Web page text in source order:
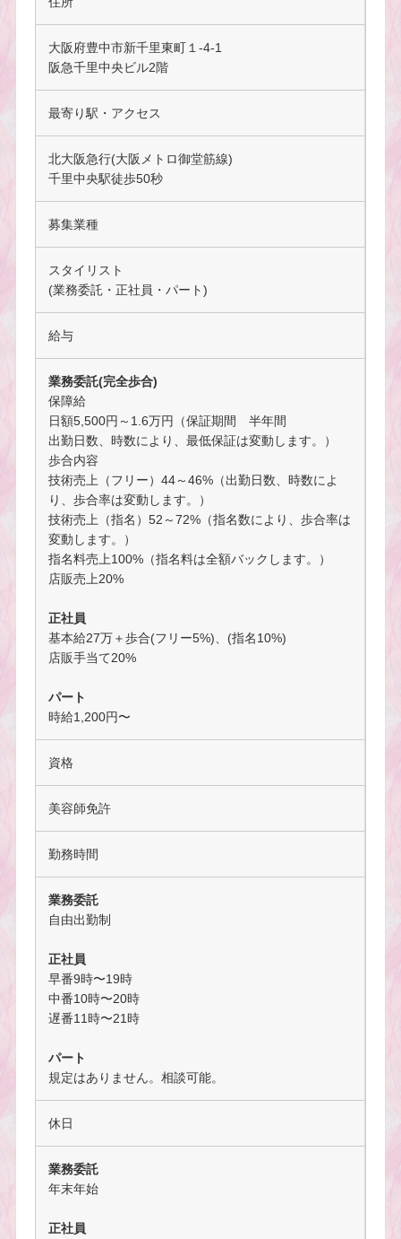
大阪府豊中市新千里東町１-4-1
阪急千里中央ビル2階
最寄り駅・アクセス
北大阪急行(大阪メトロ御堂筋線)
千里中央駅徒歩50秒
募集業種
スタイリスト
(業務委託・正社員・パート)
給与
業務委託(完全歩合)
保障給
日額5,500円～1.6万円（保証期間 半年間
出勤日数、時数により、最低保証は変動します。）
歩合内容
技術売上（フリー）44～46%（出勤日数、時数によ
り、歩合率は変動します。）
技術売上（指名）52～72%（指名数により、歩合率は
変動します。）
指名料売上100%（指名料は全額バックします。）
店販売上20%
正社員
基本給27万＋歩合(フリー5%)、(指名10%)
店販手当て20%
パート
時給1,200円〜
資格
美容師免許
勤務時間
業務委託
自由出勤制
正社員
早番9時〜19時
中番10時〜20時
遅番11時〜21時
パート
規定はありません。相談可能。
休日
業務委託
年末年始
正社員